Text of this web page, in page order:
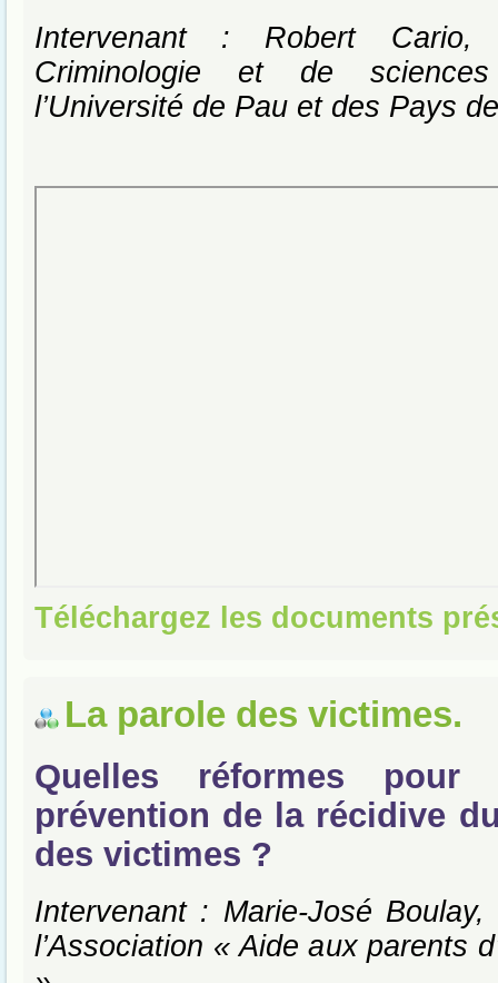
Intervenant : Robert Cario,
Criminologie et de
l’Université de Pau et des Pays
Téléchargez les documents
La parole des victimes.
Quelles réformes pour
prévention de la récidive
des victimes ?
Intervenant : Marie-José
l’Association « Aide aux parents